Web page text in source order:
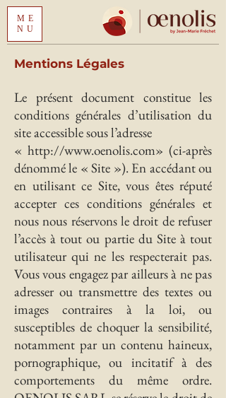
ME
NU
Mentions Légales
Le présent document constitue les
conditions générales d’utilisation du
site accessible sous l’adresse
« http://www.oenolis.com» (ci-après
dénommé le « Site »). En accédant ou
en utilisant ce Site, vous êtes réputé
accepter ces conditions générales et
nous nous réservons le droit de refuser
l’accès à tout ou partie du Site à tout
utilisateur qui ne les respecterait pas.
Vous vous engagez par ailleurs à ne pas
adresser ou transmettre des textes ou
images contraires à la loi, ou
susceptibles de choquer la sensibilité,
notamment par un contenu haineux,
pornographique, ou incitatif à des
comportements du même ordre.